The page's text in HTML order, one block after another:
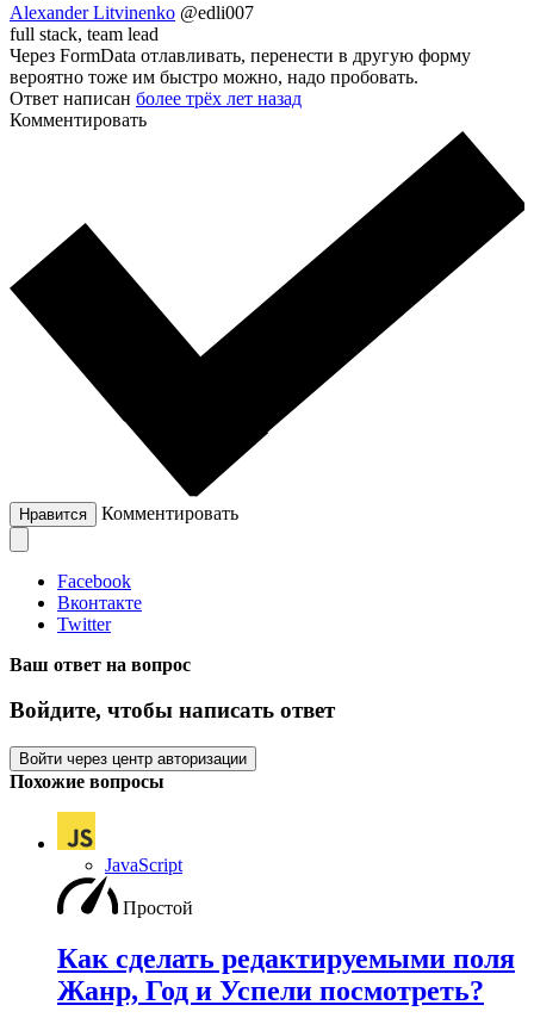
Alexander Litvinenko @edli007
full stack, team lead
Через FormData отлавливать, перенести в другую форму
вероятно тоже им быстро можно, надо пробовать.
Ответ написан более трёх лет назад
Комментировать
Нравится Комментировать
Facebook
Вконтакте
Twitter
Ваш ответ на вопрос
Войдите, чтобы написать ответ
Войти через центр авторизации
Похожие вопросы
JavaScript
Простой
Как сделать редактируемыми поля
Жанр, Год и Успели посмотреть?